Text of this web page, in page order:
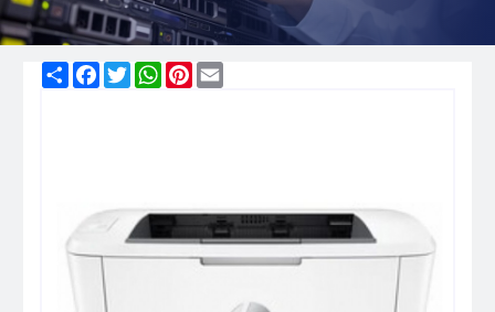
ShareFacebook
TwitterWhatsApp
Pinterest